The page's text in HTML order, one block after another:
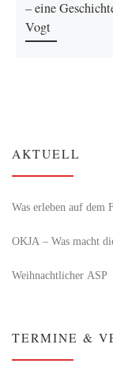
– eine
Vogt
AKTUELL
Was erleben auf dem
OKJA – Was macht
Weihnachtlicher ASP
TERMINE &